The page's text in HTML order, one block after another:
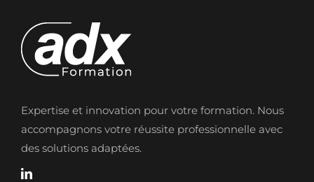
Expertise et innovation pour votre formation. Nous
accompagnons votre réussite professionnelle avec
des solutions adaptées.